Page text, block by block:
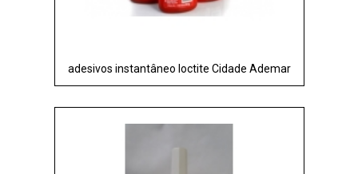
adesivos instantâneo loctite Cidade Ademar